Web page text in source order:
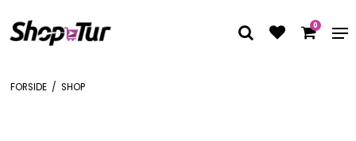
0
FORSIDE / SHOP